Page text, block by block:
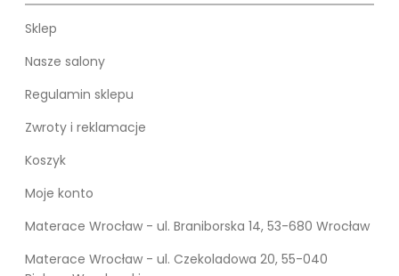
Sklep
Nasze salony
Regulamin sklepu
Zwroty i reklamacje
Koszyk
Moje konto
Materace Wrocław - ul. Braniborska 14, 53-680 Wrocław
Materace Wrocław - ul. Czekoladowa 20, 55-040